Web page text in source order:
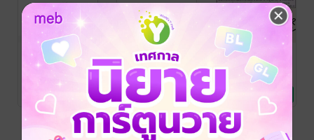
เอกสารประกอบ
การสอน เรื่อง :
หางาน,หาเงิน
รายได้เสริมใน
YouGov
อภิชัย ทางชอบ
การเงินการลงทุน
No Rating
เอกสารประกอบ
การสอนวิชา
His1001
อภิชัย ทางชอบ
ชีตมหาวิทยาลัย
No Rating
ผลงานกิจกรรม
โครงการส่ง
เสริมคุณธรรม
จริยธรรม การ
คุ้มครองข้อมูล
ส่วนบุคคลและ
การกระทำผิด
อภิชัย ทางชอบ
นิตยสารข่าว
No Rating